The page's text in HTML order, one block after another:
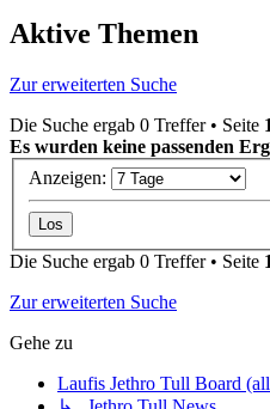
Aktive Themen
Zur erweiterten Suche
Die Suche ergab 0 Treffer • Seite 1
Es wurden keine passenden
Anzeigen:
Die Suche ergab 0 Treffer • Seite 1
Zur erweiterten Suche
Gehe zu
Laufis Jethro Tull Board